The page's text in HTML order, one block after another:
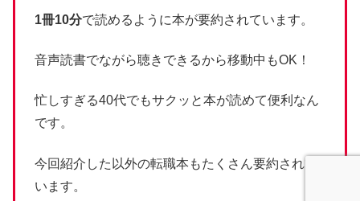
1冊10分で読めるように本が要約されています。
音声読書でながら聴きできるから移動中もOK！
忙しすぎる40代でもサクッと本が読めて便利なん
です。
今回紹介した以外の転職本もたくさん要約されて
います。